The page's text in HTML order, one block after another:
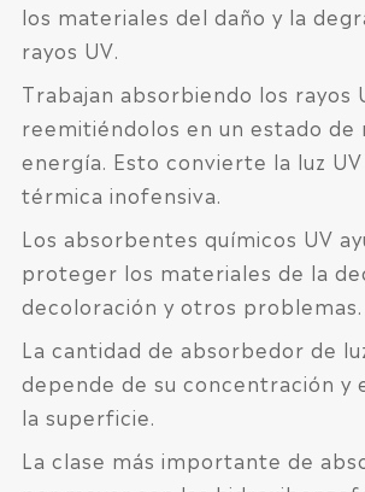
los materiales del daño y la
rayos UV.
Trabajan absorbiendo los rayos
reemitiéndolos en un estado de
energía. Esto convierte la luz
térmica inofensiva.
Los absorbentes químicos UV
proteger los materiales de la
decoloración y otros problemas.
La cantidad de absorbedor de
depende de su concentración y
la superficie.
La clase más importante de